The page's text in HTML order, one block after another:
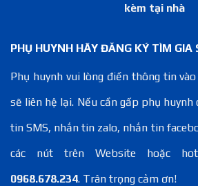
kèm tại nhà
PHỤ HUYNH HÃY ĐĂNG KÝ TÌM GIA
Phụ huynh vui lòng điền thông tin
sẽ liên hệ lại. Nếu cần gấp phụ
tin SMS, nhắn tin zalo, nhắn tin
các nút trên Website hoặc
0968.678.234. Trân trọng cảm ơn!